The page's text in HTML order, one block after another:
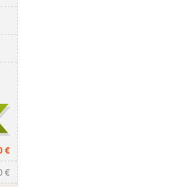
€
€